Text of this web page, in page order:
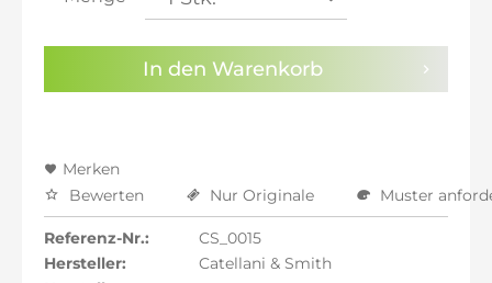
Sie haben dieDatenschutzbestimmungenzur
Kenntnis genommen.
inkl. 22% MwSt.: 1.640,34 €
In den Warenkorb
Merken
Bewerten
Nur Originale Muster
Referenz-Nr.:
CS_0015
Hersteller:
Catellani & Smith